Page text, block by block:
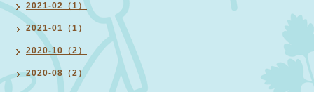
2021-02（1）
2021-01（1）
2020-10（2）
2020-08（2）